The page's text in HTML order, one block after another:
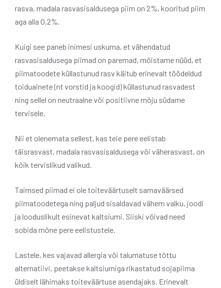
rasva, madala rasvasisaldusega piim on 2%, kooritud piim
aga alla 0,2%.
Kuigi see paneb inimesi uskuma, et vähendatud
rasvasisaldusega piimad on paremad, mõistame nüüd, et
piimatoodete küllastunud rasv käitub erinevalt töödeldud
toiduainete (nt vorstid ja koogid) küllastunud rasvadest
ning sellel on neutraalne või positiivne mõju südame
tervisele.
Nii et olenemata sellest, kas teie pere eelistab
täisrasvast, madala rasvasisaldusega või väherasvast, on
kõik tervislikud valikud.
Taimsed piimad ei ole toiteväärtuselt samaväärsed
piimatoodetega ning paljud sisaldavad vähem valku, joodi
ja looduslikult esinevat kaltsiumi. Siiski võivad need
sobida mõne pere eelistustele.
Lastele, kes vajavad allergia või talumatuse tõttu
alternatiivi, peetakse kaltsiumiga rikastatud sojapiima
üldiselt lähimaks toiteväärtuse asendajaks. Erinevalt